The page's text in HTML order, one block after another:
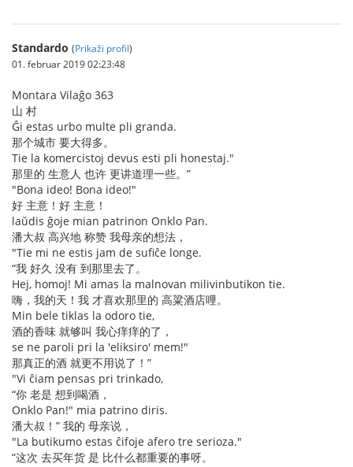
Standardo (Prikaži profil)
01. februar 2019 02:23:48
Montara Vilaĝo 363
山 村
Ĝi estas urbo multe pli granda.
那个城市 要大得多。
Tie la komercistoj devus esti pli honestaj."
那里的 生意人 也许 更讲道理一些。”
"Bona ideo! Bona ideo!"
好 主意！好 主意！
laŭdis ĝoje mian patrinon Onklo Pan.
潘大叔 高兴地 称赞 我母亲的想法，
"Tie mi ne estis jam de sufiĉe longe.
“我 好久 没有 到那里去了。
Hej, homoj! Mi amas la malnovan milivinbutikon tie.
嗨，我的天！我 才喜欢那里的 高粱酒店哩。
Min bele tiklas la odoro tie,
酒的香味 就够叫 我心痒痒的了，
se ne paroli pri la 'eliksiro' mem!"
那真正的酒 就更不用说了！”
"Vi ĉiam pensas pri trinkado,
“你 老是 想到喝酒，
Onklo Pan!" mia patrino diris.
潘大叔！” 我的 母亲说，
"La butikumo estas ĉifoje afero tre serioza."
“这次 去买年货 是 比什么都重要的事呀。